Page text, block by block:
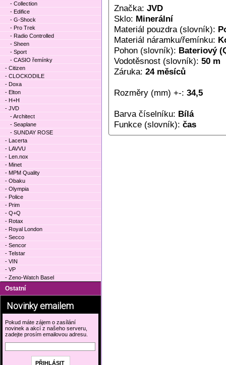
Značka: JVD
Sklo: Minerální
Materiál pouzdra (slovník):
Materiál náramku/řemínku:
Pohon (slovník): Bateriový
Vodotěsnost (slovník): 50 m
Záruka: 24 měsíců
Rozměry (mm) +-: 34,5
Barva číselníku: Bílá
Funkce (slovník): čas
- Collection
- Edifice
- G-Shock
- Pro Trek
- Radio Controlled
- Sheen
- Sport
- CASIO řemínky
- Citizen
- CLOCKODILE
- Doxa
- Elton
- H+H
- JVD
- Architect
- Seaplane
- SUNDAY ROSE
- Lacerta
- LAVVU
- Len.nox
- Minet
- MPM Quality
- Obaku
- Olympia
- Police
- Prim
- Q+Q
- Rotax
- Royal London
- Secco
- Sencor
- Telstar
- VIN
- VP
- Zeno-Watch Basel
Ostatní
Novinky emailem
Pokud máte zájem o zasílání
novinek a akcí z našeho serveru,
zadejte prosím emailovou adresu.